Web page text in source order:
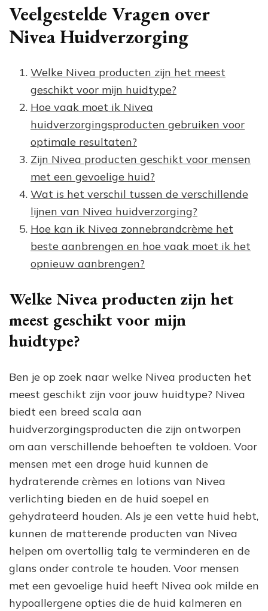
Veelgestelde Vragen over
Nivea Huidverzorging
Welke Nivea producten zijn het meest
geschikt voor mijn huidtype?
Hoe vaak moet ik Nivea
huidverzorgingsproducten gebruiken voor
optimale resultaten?
Zijn Nivea producten geschikt voor mensen
met een gevoelige huid?
Wat is het verschil tussen de verschillende
lijnen van Nivea huidverzorging?
Hoe kan ik Nivea zonnebrandcrème het
beste aanbrengen en hoe vaak moet ik het
opnieuw aanbrengen?
Welke Nivea producten zijn het
meest geschikt voor mijn
huidtype?
Ben je op zoek naar welke Nivea producten het
meest geschikt zijn voor jouw huidtype? Nivea
biedt een breed scala aan
huidverzorgingsproducten die zijn ontworpen
om aan verschillende behoeften te voldoen. Voor
mensen met een droge huid kunnen de
hydraterende crèmes en lotions van Nivea
verlichting bieden en de huid soepel en
gehydrateerd houden. Als je een vette huid hebt,
kunnen de matterende producten van Nivea
helpen om overtollig talg te verminderen en de
glans onder controle te houden. Voor mensen
met een gevoelige huid heeft Nivea ook milde en
hypoallergene opties die de huid kalmeren en